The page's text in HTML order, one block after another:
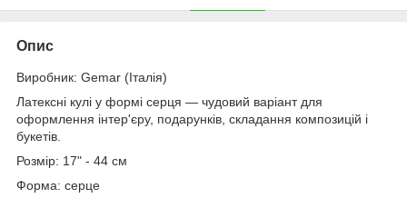
Опис
Виробник: Gemar (Італія)
Латексні кулі у формі серця — чудовий варіант для
оформлення інтер'єру, подарунків, складання композицій і
букетів.
Розмір: 17" - 44 см
Форма: серце